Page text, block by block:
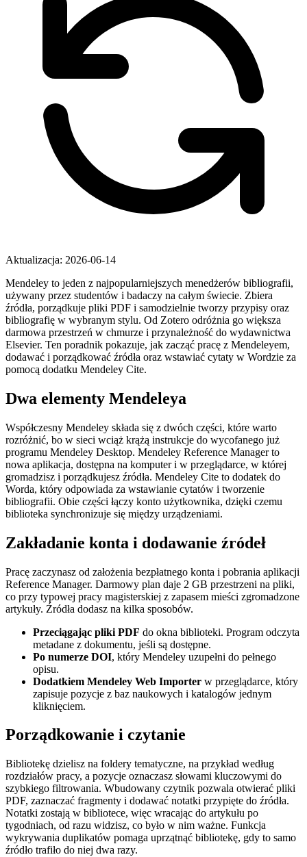
Aktualizacja: 2026-06-14
Mendeley to jeden z najpopularniejszych menedżerów bibliografii,
używany przez studentów i badaczy na całym świecie. Zbiera
źródła, porządkuje pliki PDF i samodzielnie tworzy przypisy oraz
bibliografię w wybranym stylu. Od Zotero odróżnia go większa
darmowa przestrzeń w chmurze i przynależność do wydawnictwa
Elsevier. Ten poradnik pokazuje, jak zacząć pracę z Mendeleyem,
dodawać i porządkować źródła oraz wstawiać cytaty w Wordzie za
pomocą dodatku Mendeley Cite.
Dwa elementy Mendeleya
Współczesny Mendeley składa się z dwóch części, które warto
rozróżnić, bo w sieci wciąż krążą instrukcje do wycofanego już
programu Mendeley Desktop. Mendeley Reference Manager to
nowa aplikacja, dostępna na komputer i w przeglądarce, w której
gromadzisz i porządkujesz źródła. Mendeley Cite to dodatek do
Worda, który odpowiada za wstawianie cytatów i tworzenie
bibliografii. Obie części łączy konto użytkownika, dzięki czemu
biblioteka synchronizuje się między urządzeniami.
Zakładanie konta i dodawanie źródeł
Pracę zaczynasz od założenia bezpłatnego konta i pobrania aplikacji
Reference Manager. Darmowy plan daje 2 GB przestrzeni na pliki,
co przy typowej pracy magisterskiej z zapasem mieści zgromadzone
artykuły. Źródła dodasz na kilka sposobów.
Przeciągając pliki PDF do okna biblioteki. Program odczyta
metadane z dokumentu, jeśli są dostępne.
Po numerze DOI, który Mendeley uzupełni do pełnego
opisu.
Dodatkiem Mendeley Web Importer w przeglądarce, który
zapisuje pozycje z baz naukowych i katalogów jednym
kliknięciem.
Porządkowanie i czytanie
Bibliotekę dzielisz na foldery tematyczne, na przykład według
rozdziałów pracy, a pozycje oznaczasz słowami kluczowymi do
szybkiego filtrowania. Wbudowany czytnik pozwala otwierać pliki
PDF, zaznaczać fragmenty i dodawać notatki przypięte do źródła.
Notatki zostają w bibliotece, więc wracając do artykułu po
tygodniach, od razu widzisz, co było w nim ważne. Funkcja
wykrywania duplikatów pomaga uprzątnąć bibliotekę, gdy to samo
źródło trafiło do niej dwa razy.